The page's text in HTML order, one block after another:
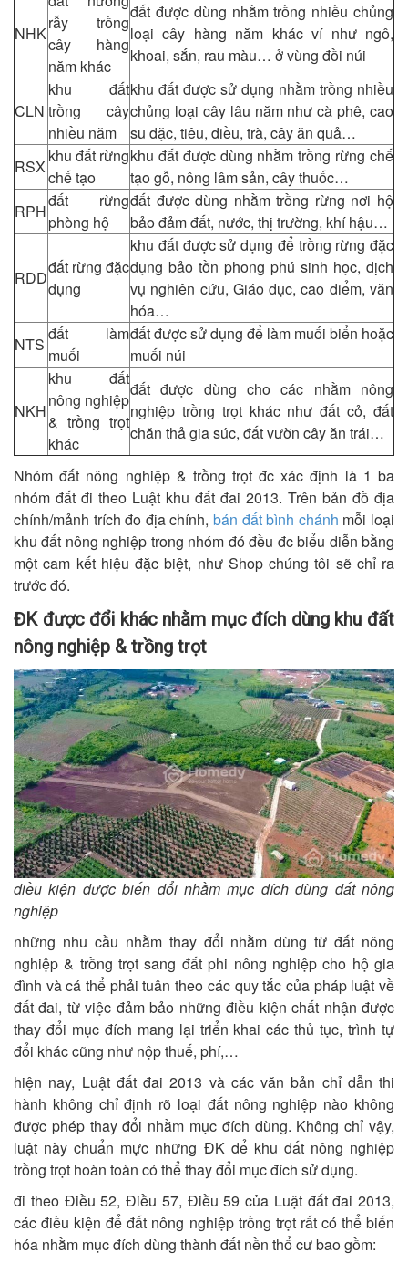
NHK
rẫy trồng
cây hàng
năm khác
đất được dùng nhằm trồng nhiều chủng
loại cây hàng năm khác ví như ngô,
khoai, sắn, rau màu… ở vùng đồi núi
CLN
khu đất
trồng cây
nhiều năm
khu đất được sử dụng nhằm trồng nhiều
chủng loại cây lâu năm như cà phê, cao
su đặc, tiêu, điều, trà, cây ăn quả…
RSX
khu đất rừng
chế tạo
khu đất được dùng nhằm trồng rừng chế
tạo gỗ, nông lâm sản, cây thuốc…
RPH
đất rừng
phòng hộ
đất được dùng nhằm trồng rừng nơi hộ
bảo đảm đất, nước, thị trường, khí hậu…
RDD
đất rừng đặc
dụng
khu đất được sử dụng để trồng rừng đặc
dụng bảo tồn phong phú sinh học, dịch
vụ nghiên cứu, Giáo dục, cao điểm, văn
hóa…
NTS
đất làm
muối
đất được sử dụng để làm muối biển hoặc
muối núi
NKH
khu đất
nông nghiệp
& trồng trọt
khác
đất được dùng cho các nhằm nông
nghiệp trồng trọt khác như đất cỏ, đất
chăn thả gia súc, đất vườn cây ăn trái…
Nhóm đất nông nghiệp & trồng trọt đc xác định là 1 ba
nhóm đất đi theo Luật khu đất đai 2013. Trên bản đồ địa
chính/mảnh trích đo địa chính, bán đất bình chánh mỗi loại
khu đất nông nghiệp trong nhóm đó đều đc biểu diễn bằng
một cam kết hiệu đặc biệt, như Shop chúng tôi sẽ chỉ ra
trước đó.
ĐK được đổi khác nhằm mục đích dùng khu đất
nông nghiệp & trồng trọt
điều kiện được biến đổi nhằm mục đích dùng đất nông
nghiệp
những nhu cầu nhằm thay đổi nhằm dùng từ đất nông
nghiệp & trồng trọt sang đất phi nông nghiệp cho hộ gia
đình và cá thể phải tuân theo các quy tắc của pháp luật về
đất đai, từ việc đảm bảo những điều kiện chất nhận được
thay đổi mục đích mang lại triển khai các thủ tục, trình tự
đổi khác cũng như nộp thuế, phí,…
hiện nay, Luật đất đai 2013 và các văn bản chỉ dẫn thi
hành không chỉ định rõ loại đất nông nghiệp nào không
được phép thay đổi nhằm mục đích dùng. Không chỉ vậy,
luật này chuẩn mực những ĐK để khu đất nông nghiệp
trồng trọt hoàn toàn có thể thay đổi mục đích sử dụng.
đi theo Điều 52, Điều 57, Điều 59 của Luật đất đai 2013,
các điều kiện để đất nông nghiệp trồng trọt rất có thể biến
hóa nhằm mục đích dùng thành đất nền thổ cư bao gồm: